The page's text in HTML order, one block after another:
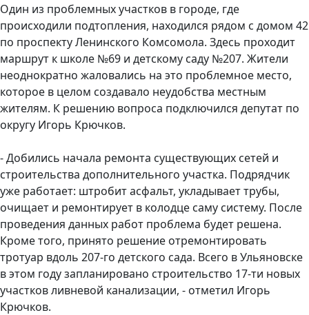
Один из проблемных участков в городе, где
происходили подтопления, находился рядом с домом 42
по проспекту Ленинского Комсомола. Здесь проходит
маршрут к школе №69 и детскому саду №207. Жители
неоднократно жаловались на это проблемное место,
которое в целом создавало неудобства местным
жителям. К решению вопроса подключился депутат по
округу Игорь Крючков.
- Добились начала ремонта существующих сетей и
строительства дополнительного участка. Подрядчик
уже работает: штробит асфальт, укладывает трубы,
очищает и ремонтирует в колодце саму систему. После
проведения данных работ проблема будет решена.
Кроме того, принято решение отремонтировать
тротуар вдоль 207-го детского сада. Всего в Ульяновске
в этом году запланировано строительство 17-ти новых
участков ливневой канализации, - отметил Игорь
Крючков.